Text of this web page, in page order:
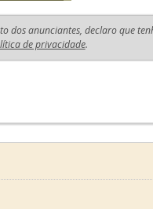
dos anunciantes, declaro que
de privacidade.